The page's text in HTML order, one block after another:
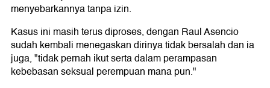
menyebarkannya tanpa izin.
Kasus ini masih terus diproses, dengan Raul Asencio
sudah kembali menegaskan dirinya tidak bersalah dan ia
juga, "tidak pernah ikut serta dalam perampasan
kebebasan seksual perempuan mana pun."